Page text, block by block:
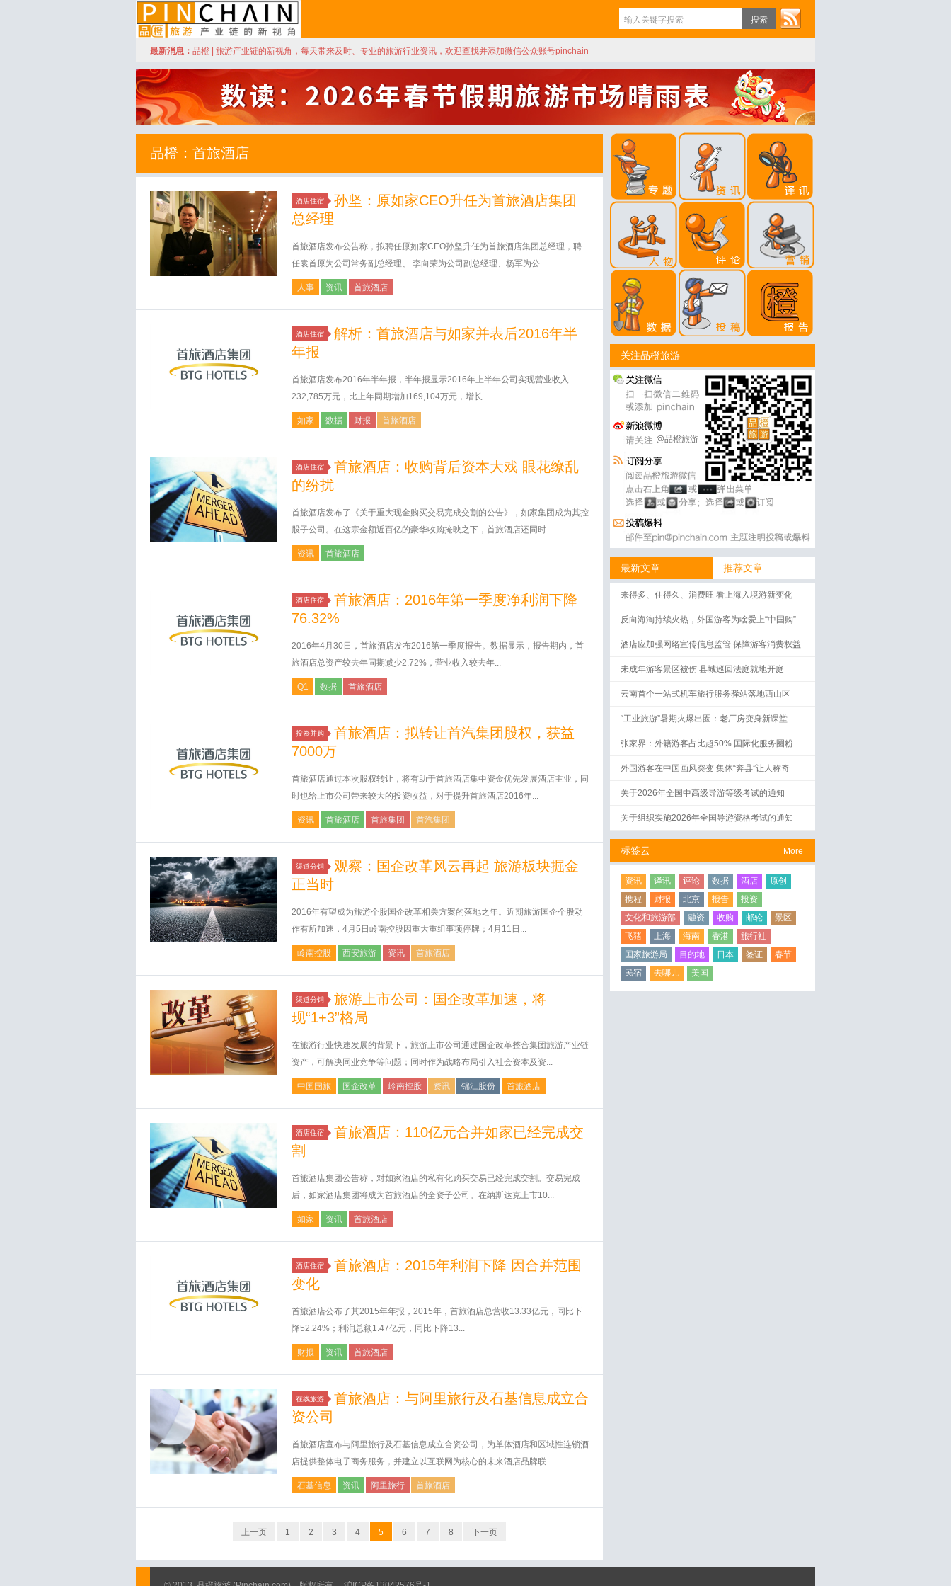
品橙旅游
最新消息： 品橙 | 旅游产业链的新视角，每天带来及时、专业的旅游行业资讯，欢迎查找并添加微信公众账号pinchain
品橙：首旅酒店
酒店住宿
孙坚：原如家CEO升任为首旅酒店集团
总经理
首旅酒店发布公告称，拟聘任原如家CEO孙坚升任为首旅酒店集团总经理，聘
任袁首原为公司常务副总经理、 李向荣为公司副总经理、杨军为公...
人事 资讯 首旅酒店
酒店住宿
解析：首旅酒店与如家并表后2016年半
年报
首旅酒店发布2016年半年报，半年报显示2016年上半年公司实现营业收入
232,785万元，比上年同期增加169,104万元，增长...
如家 数据 财报 首旅酒店
酒店住宿
首旅酒店：收购背后资本大戏 眼花缭乱
的纷扰
首旅酒店发布了《关于重大现金购买交易完成交割的公告》，如家集团成为其控
股子公司。在这宗金额近百亿的豪华收购掩映之下，首旅酒店还同时...
资讯 首旅酒店
酒店住宿
首旅酒店：2016年第一季度净利润下降
76.32%
2016年4月30日，首旅酒店发布2016第一季度报告。数据显示，报告期内，首
旅酒店总资产较去年同期减少2.72%，营业收入较去年...
Q1 数据 首旅酒店
投资并购
首旅酒店：拟转让首汽集团股权，获益
7000万
首旅酒店通过本次股权转让，将有助于首旅酒店集中资金优先发展酒店主业，同
时也给上市公司带来较大的投资收益，对于提升首旅酒店2016年...
资讯 首旅酒店 首旅集团 首汽集团
渠道分销
观察：国企改革风云再起 旅游板块掘金
正当时
2016年有望成为旅游个股国企改革相关方案的落地之年。近期旅游国企个股动
作有所加速，4月5日岭南控股因重大重组事项停牌；4月11日...
岭南控股 西安旅游 资讯 首旅酒店
渠道分销
旅游上市公司：国企改革加速，将
现“1+3”格局
在旅游行业快速发展的背景下，旅游上市公司通过国企改革整合集团旅游产业链
资产，可解决同业竞争等问题；同时作为战略布局引入社会资本及资...
中国国旅 国企改革 岭南控股 资讯 锦江股份 首旅酒店
酒店住宿
首旅酒店：110亿元合并如家已经完成交
割
首旅酒店集团公告称，对如家酒店的私有化购买交易已经完成交割。交易完成
后，如家酒店集团将成为首旅酒店的全资子公司。在纳斯达克上市10...
如家 资讯 首旅酒店
酒店住宿
首旅酒店：2015年利润下降 因合并范围
变化
首旅酒店公布了其2015年年报，2015年，首旅酒店总营收13.33亿元，同比下
降52.24%；利润总额1.47亿元，同比下降13...
财报 资讯 首旅酒店
在线旅游
首旅酒店：与阿里旅行及石基信息成立合
资公司
首旅酒店宣布与阿里旅行及石基信息成立合资公司，为单体酒店和区域性连锁酒
店提供整体电子商务服务，并建立以互联网为核心的未来酒店品牌联...
石基信息 资讯 阿里旅行 首旅酒店
上一页 1 2 3 4 5 6 7 8 下一页
关注品橙旅游
@品橙旅游
最新文章 推荐文章
来得多、住得久、消费旺 看上海入境游新变化
反向海淘持续火热，外国游客为啥爱上“中国购”
酒店应加强网络宣传信息监管 保障游客消费权益
未成年游客景区被伤 县城巡回法庭就地开庭
云南首个一站式机车旅行服务驿站落地西山区
“工业旅游”暑期火爆出圈：老厂房变身新课堂
张家界：外籍游客占比超50% 国际化服务圈粉
外国游客在中国画风突变 集体“奔县”让人称奇
关于2026年全国中高级导游等级考试的通知
关于组织实施2026年全国导游资格考试的通知
More
标签云
资讯 译讯 评论 数据 酒店
原创
携程
财报 北京 报告
投资
文化和旅游部
融资 收购 邮轮
景区
飞猪
上海 海南 香港
旅行社
国家旅游局
目的地 日本 签证
春节
民宿
去哪儿 美国